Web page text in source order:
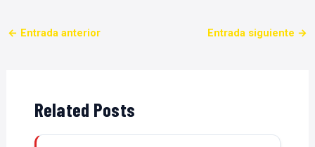
← Entrada anterior Entrada siguiente →
Related Posts